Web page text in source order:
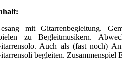
mit Gitarrenbegleitung.
zu Begleitmusikern.
Auch als (fast noch)
begleiten. Zusammenspiel